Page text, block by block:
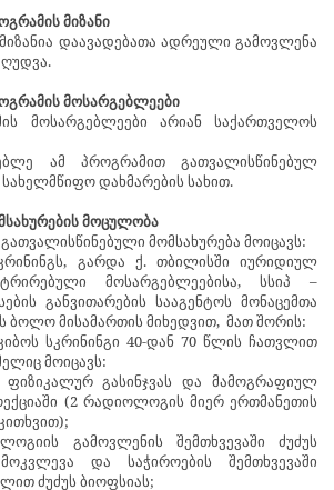
მიზანი
დაავადებათა ადრეული გამოვლენა
მოსარგებლეები
მოსარგებლეები არიან საქართველოს
ამ პროგრამით გათვალისწინებულ
სახელმწიფო დახმარების სახით.
მოცულობა
მომსახურება მოიცავს:
გარდა ქ. თბილისში იურიდიულ
მოსარგებლეებისა, სსიპ –
განვითარების სააგენტოს მონაცემთა
ბოლო მისამართის მიხედვით, მათ შორის:
კიბოს სკრინინგი 40-დან 70 წლის ჩათვლით
მოიცავს:
ფიზიკალურ გასინჯვას და მამოგრაფიულ
(2 რადიოლოგის მიერ ერთმანეთის
გამოვლენის შემთხვევაში ძუძუს
და საჭიროების შემთხვევაში
ძუძუს ბიოფსიას;